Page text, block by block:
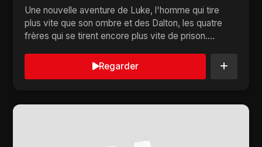
Une nouvelle aventure de Luke, l'homme qui tire
plus vite que son ombre et des Dalton, les quatre
frères qui se tirent encore plus vite de prison....
Regarder